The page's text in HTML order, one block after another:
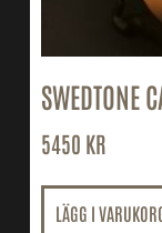
SWEDTONE
5450 KR
LÄGG I